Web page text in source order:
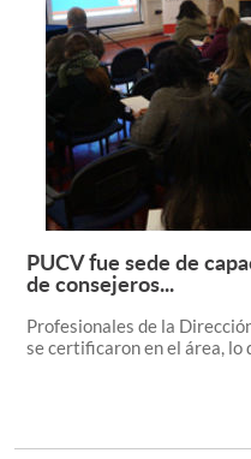
PUCV fue sede de
de consejeros...
Profesionales de la
se certificaron en el área, lo